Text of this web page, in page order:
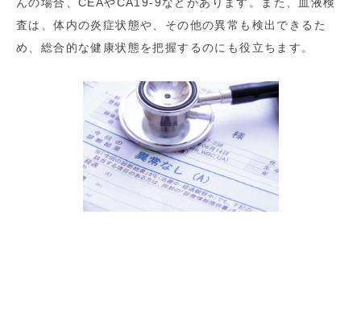
査は、体内の炎症状態や、その他の異常も検出できるた
め、総合的な健康状態を把握するのにも役立ちます。